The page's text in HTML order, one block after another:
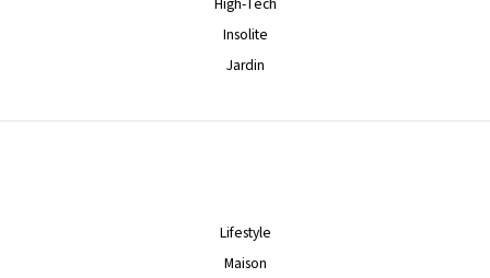
High-Tech
Insolite
Jardin
Lifestyle
Maison